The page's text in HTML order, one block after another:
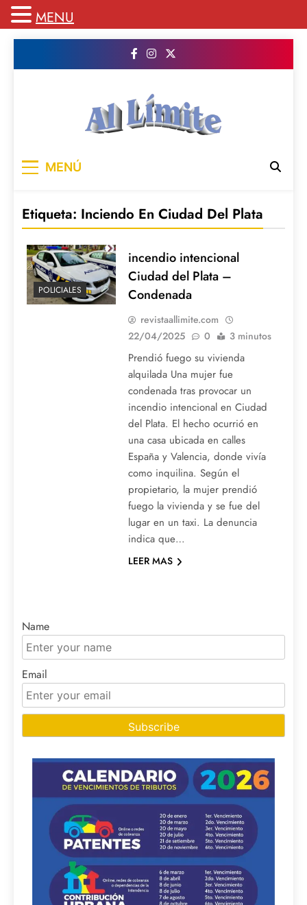
publicamos todo el contenido e informacion
MENÚ
Etiqueta: Inciendo En Ciudad Del Plata
POLICIALES
incendio intencional
Ciudad del Plata –
Condenada
revistaallimite.com
22/04/2025
0 3 minutos
Prendió fuego su vivienda
alquilada Una mujer fue
condenada tras provocar un
incendio intencional en Ciudad
del Plata. El hecho ocurrió en
una casa ubicada en calles
España y Valencia, donde vivía
como inquilina. Según el
propietario, la mujer prendió
fuego la vivienda y se fue del
lugar en un taxi. La denuncia
indica que…
LEER MAS
Name
Email
MENU